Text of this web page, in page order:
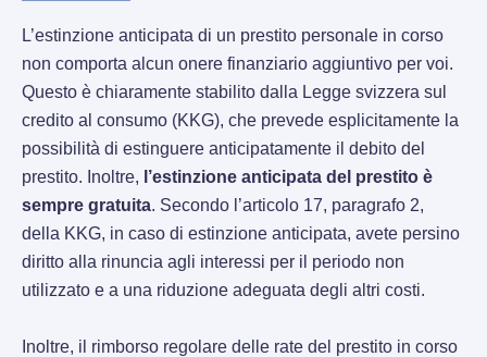
L’estinzione anticipata di un prestito personale in corso
non comporta alcun onere finanziario aggiuntivo per voi.
Questo è chiaramente stabilito dalla Legge svizzera sul
credito al consumo (KKG), che prevede esplicitamente la
possibilità di estinguere anticipatamente il debito del
prestito. Inoltre, l’estinzione anticipata del prestito è
sempre gratuita. Secondo l’articolo 17, paragrafo 2,
della KKG, in caso di estinzione anticipata, avete persino
diritto alla rinuncia agli interessi per il periodo non
utilizzato e a una riduzione adeguata degli altri costi.
Inoltre, il rimborso regolare delle rate del prestito in corso